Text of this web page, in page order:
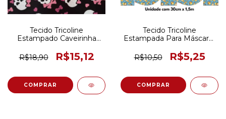
Tecido Tricoline
Estampado Caveirinha
150CM
R$18,90 R$15,12
Tecido Tricoline
Estampada Para Máscaras
150CM
R$10,50 R$5,25